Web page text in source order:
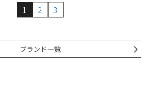
1
2 3
ブランド一覧